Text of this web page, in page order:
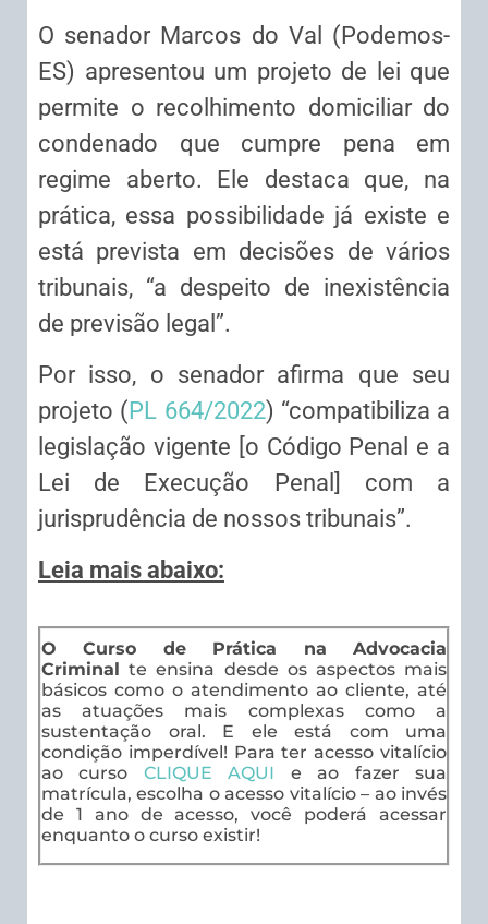
O senador Marcos do Val (Podemos-
ES) apresentou um projeto de lei que
permite o recolhimento domiciliar do
condenado que cumpre pena em
regime aberto. Ele destaca que, na
prática, essa possibilidade já existe e
está prevista em decisões de vários
tribunais, “a despeito de inexistência
de previsão legal”.
Por isso, o senador afirma que seu
projeto (PL 664/2022) “compatibiliza a
legislação vigente [o Código Penal e a
Lei de Execução Penal] com a
jurisprudência de nossos tribunais”.
Leia mais abaixo:
O Curso de Prática na Advocacia
Criminal te ensina desde os aspectos mais
básicos como o atendimento ao cliente, até
as atuações mais complexas como a
sustentação oral. E ele está com uma
condição imperdível! Para ter acesso vitalício
ao curso CLIQUE AQUI e ao fazer sua
matrícula, escolha o acesso vitalício – ao invés
de 1 ano de acesso, você poderá acessar
enquanto o curso existir!